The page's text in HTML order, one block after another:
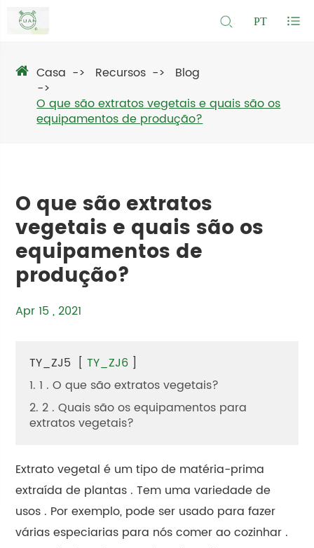
PT
Casa Recursos
Blog
O que são extratos vegetais e quais são os
equipamentos de produção?
O que são extratos
vegetais e quais são os
equipamentos de
produção?
Apr 15 , 2021
TY_ZJ5 [ TY_ZJ6 ]
1. 1 . O que são extratos vegetais?
2. 2 . Quais são os equipamentos para
extratos vegetais?
Extrato vegetal é um tipo de matéria-prima
extraída de plantas . Tem uma variedade de
usos . Por exemplo, pode ser usado para fazer
várias especiarias para nós comer ao cozinhar .